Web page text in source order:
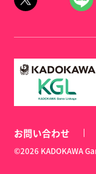
お問い合わせ
©2026 KADOKAWA